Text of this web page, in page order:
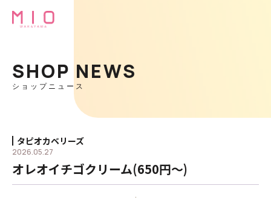
SHOP NEWS
ショップニュース
タピオカベリーズ
2026.05.27
オレオイチゴクリーム(650円〜)